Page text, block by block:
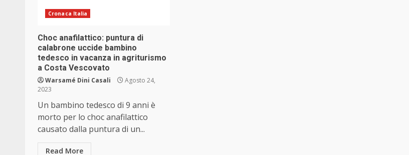
Cronaca Italia
Choc anafilattico: puntura di
calabrone uccide bambino
tedesco in vacanza in agriturismo
a Costa Vescovato
Warsamé Dini Casali
Agosto 24,
2023
Un bambino tedesco di 9 anni è
morto per lo choc anafilattico
causato dalla puntura di un...
Read More